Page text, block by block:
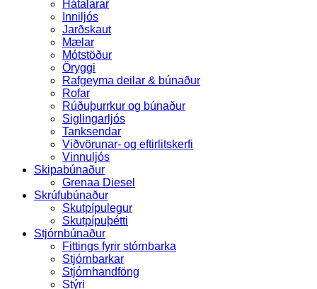
Hátalarar
Inniljós
Jarðskaut
Mælar
Mótstöður
Öryggi
Rafgeyma deilar & búnaður
Rofar
Rúðuþurrkur og búnaður
Siglingarljós
Tanksendar
Viðvörunar- og eftirlitskerfi
Vinnuljós
Skipabúnaður
Grenaa Diesel
Skrúfubúnaður
Skutpípulegur
Skutpípuþétti
Stjórnbúnaður
Fittings fyrir stórnbarka
Stjórnbarkar
Stjórnhandföng
Stýri